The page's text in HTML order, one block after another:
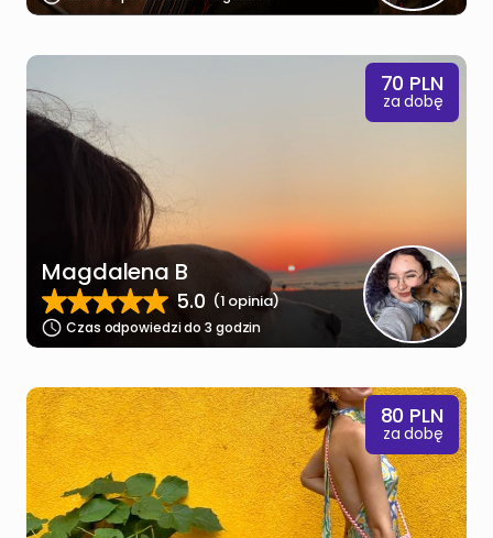
70 PLN
za dobę
Magdalena B
5.0 (1 opinia)
Czas odpowiedzi do 3 godzin
80 PLN
za dobę